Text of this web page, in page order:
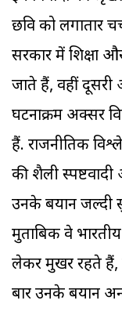
छवि को लगातार
सरकार में शिक्षा
जाते हैं, वहीं
घटनाक्रम अक्सर
हैं. राजनीतिक
की शैली
उनके बयान जल्दी
मुताबिक वे भारतीय
लेकर मुखर रहते
बार उनके बयान